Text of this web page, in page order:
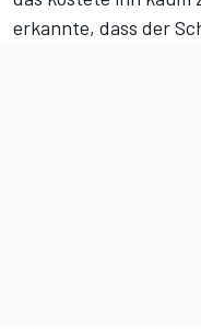
erkannte, dass der